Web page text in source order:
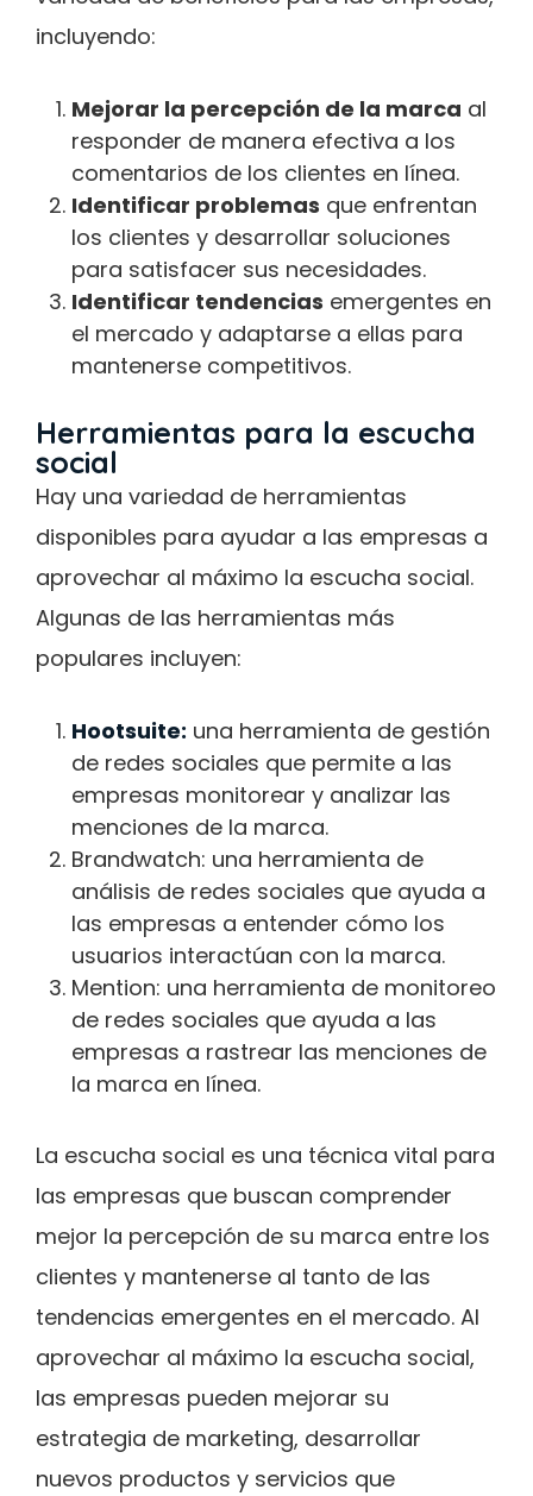
incluyendo:
Mejorar la percepción de la marca al
responder de manera efectiva a los
comentarios de los clientes en línea.
Identificar problemas que enfrentan
los clientes y desarrollar soluciones
para satisfacer sus necesidades.
Identificar tendencias emergentes en
el mercado y adaptarse a ellas para
mantenerse competitivos.
Herramientas para la escucha
social
Hay una variedad de herramientas
disponibles para ayudar a las empresas a
aprovechar al máximo la escucha social.
Algunas de las herramientas más
populares incluyen:
Hootsuite: una herramienta de gestión
de redes sociales que permite a las
empresas monitorear y analizar las
menciones de la marca.
Brandwatch: una herramienta de
análisis de redes sociales que ayuda a
las empresas a entender cómo los
usuarios interactúan con la marca.
Mention: una herramienta de monitoreo
de redes sociales que ayuda a las
empresas a rastrear las menciones de
la marca en línea.
La escucha social es una técnica vital para
las empresas que buscan comprender
mejor la percepción de su marca entre los
clientes y mantenerse al tanto de las
tendencias emergentes en el mercado. Al
aprovechar al máximo la escucha social,
las empresas pueden mejorar su
estrategia de marketing, desarrollar
nuevos productos y servicios que